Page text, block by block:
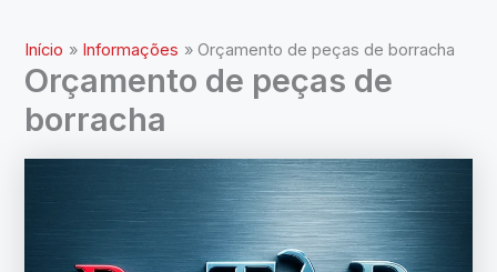
Início Informações Orçamento de peças de borracha
Orçamento de peças de
borracha